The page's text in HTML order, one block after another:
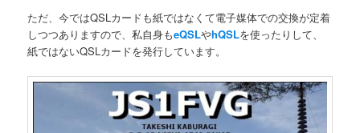
ただ、今ではQSLカードも紙ではなくて電子媒体での交換が定着
しつつありますので、私自身もeQSLやhQSLを使ったりして、
紙ではないQSLカードを発行しています。